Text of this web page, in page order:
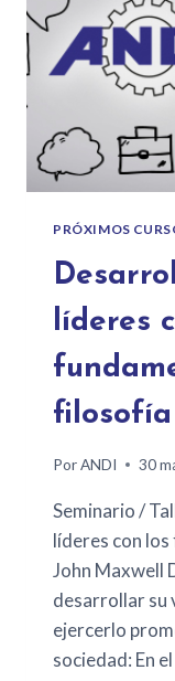
PRÓXIMOS
líderes
filosofía
PorANDI 30
Seminario /
líderes con
John Maxwell
desarrollar su
ejercerlo
sociedad: En